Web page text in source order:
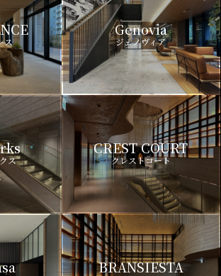
ス
Genovia
ジェノヴィア
ス
CREST COURT
クレストコート
BRANSIESTA